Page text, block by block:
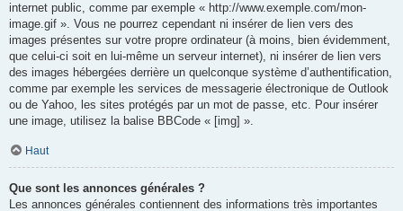
internet public, comme par exemple « http://www.exemple.com/mon-
image.gif ». Vous ne pourrez cependant ni insérer de lien vers des
images présentes sur votre propre ordinateur (à moins, bien évidemment,
que celui-ci soit en lui-même un serveur internet), ni insérer de lien vers
des images hébergées derrière un quelconque système d’authentification,
comme par exemple les services de messagerie électronique de Outlook
ou de Yahoo, les sites protégés par un mot de passe, etc. Pour insérer
une image, utilisez la balise BBCode « [img] ».
Haut
Que sont les annonces générales ?
Les annonces générales contiennent des informations très importantes